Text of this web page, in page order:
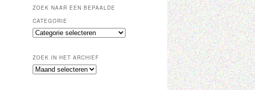
k
n
ZOEK NAAR EEN BEPAALDE
CATEGORIE
Z
k
n
ZOEK IN HET ARCHIEF
Z